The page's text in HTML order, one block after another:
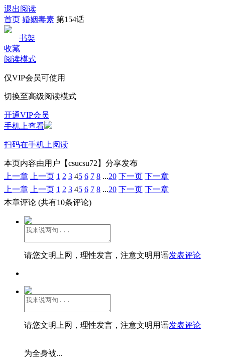
退出阅读
首页 婚姻毒素 第154话
书架
收藏
阅读模式
仅VIP会员可使用
切换至高级阅读模式
开通VIP会员
手机上查看
扫码在手机上阅读
本页内容由用户【csucsu72】分享发布
上一章
上一页 1 2 3 45 6 7 8 ...20 下一页 下一章
上一章
上一页 1 2 3 45 6 7 8 ...20 下一页 下一章
本章评论 (共有10条评论)
请您文明上网，理性发言，注意文明用语发表评论
请您文明上网，理性发言，注意文明用语发表评论
为全身被...